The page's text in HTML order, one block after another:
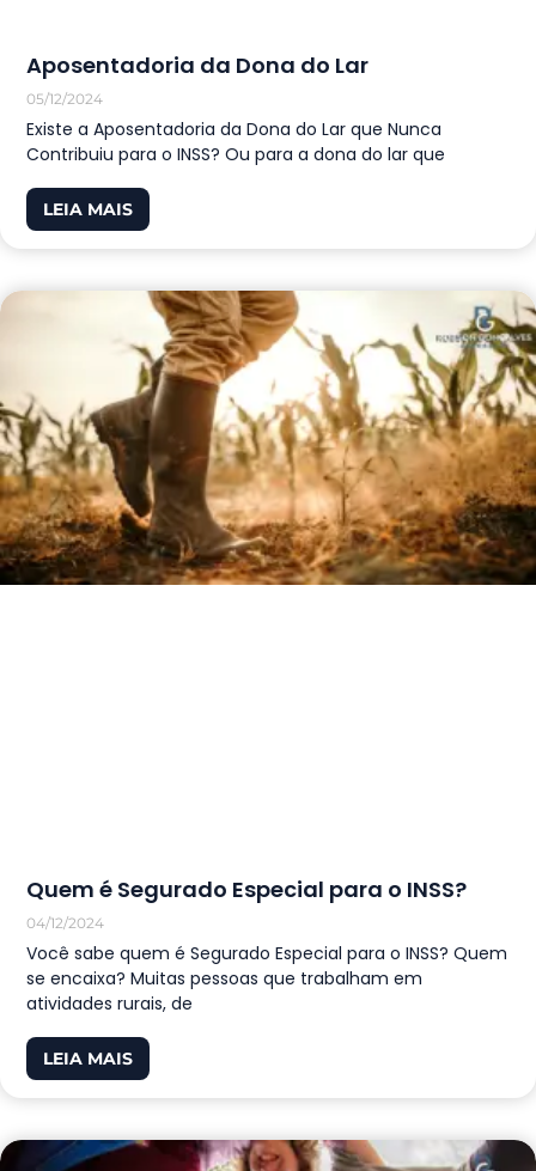
Aposentadoria da Dona do Lar
05/12/2024
Existe a Aposentadoria da Dona do Lar que Nunca
Contribuiu para o INSS? Ou para a dona do lar que
LEIA MAIS
Quem é Segurado Especial para o INSS?
04/12/2024
Você sabe quem é Segurado Especial para o INSS? Quem
se encaixa? Muitas pessoas que trabalham em
atividades rurais, de
LEIA MAIS